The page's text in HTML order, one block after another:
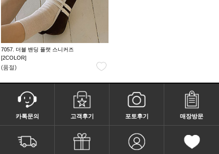
7057. 더블 밴딩 플랫 스니커즈
[2COLOR]
(품절)
카톡문의 고객후기 포토후기 매장방문